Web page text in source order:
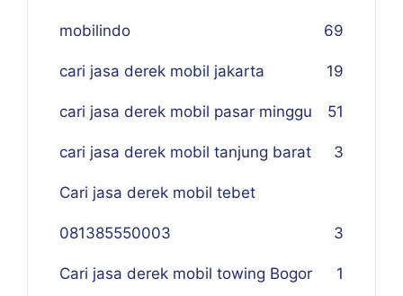
mobilindo 69
cari jasa derek mobil jakarta 19
cari jasa derek mobil pasar minggu 51
cari jasa derek mobil tanjung barat 3
Cari jasa derek mobil tebet
081385550003 3
Cari jasa derek mobil towing Bogor 1